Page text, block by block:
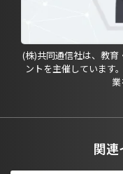
(株)共同通信社は、教
ントを主催しています
業
関連